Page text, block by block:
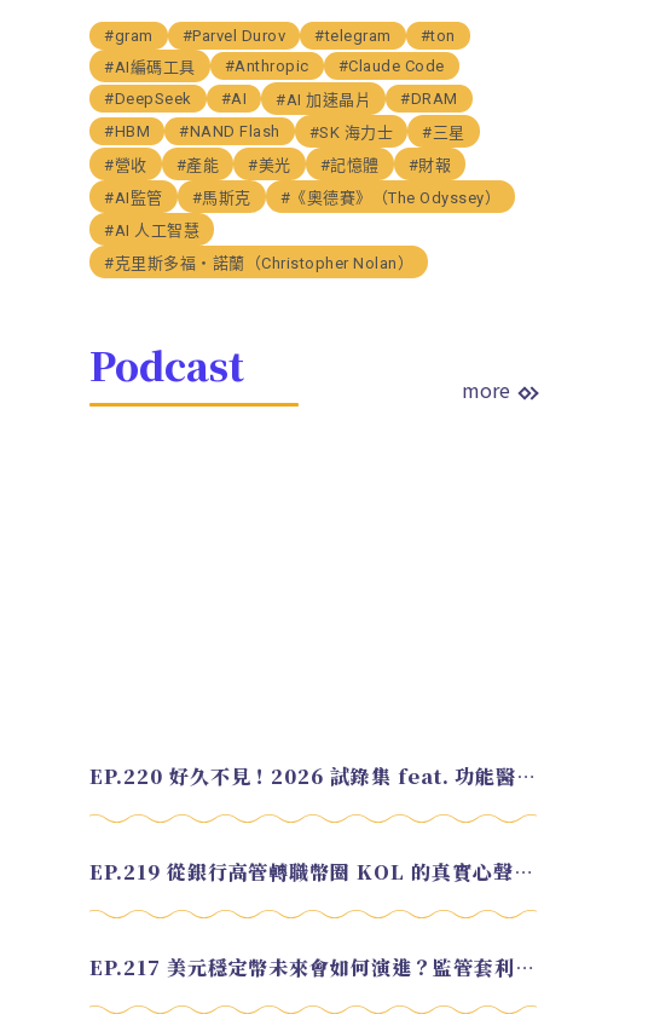
#gram #Parvel Durov #telegram
#ton
#AI編碼工具
#Anthropic
#Claude Code
#DeepSeek
#AI #AI 加速晶片
#DRAM
#HBM
#NAND Flash #SK 海力士
#三星
#營收
#產能 #美光 #記憶體
#財報
#AI監管
#馬斯克
#《奧德賽》（The Odyssey）
#AI 人工智慧
#克里斯多福・諾蘭（Christopher Nolan）
Podcast more
EP.220 好久不見！2026 試錄集 feat. 功能醫學營養師 美寶
EP.219 從銀行高管轉職幣圈 KOL 的真實心聲 feat.龜大
EP.217 美元穩定幣未來會如何演進？監管套利終將收斂？feat. 研究員 余哲安